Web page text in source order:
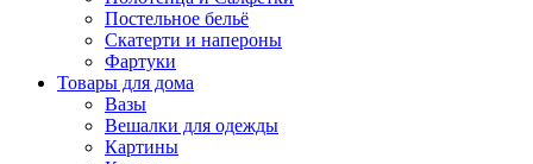
Постельное бельё
Скатерти и напероны
Фартуки
Товары для дома
Вазы
Вешалки для одежды
Картины